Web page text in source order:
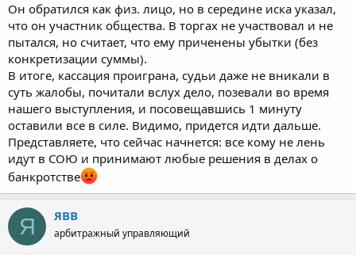
Если участник обратился именно как участник
, т.е ссылался
на это и указывал на причиненные ему незаконными торгами
убытки, то спор должен был рассматривать АС. Для изменения
подведомственности физлицо могло не ссылаться на факт
участия в ООО и просто говорить о том, что хотело принять
участие в торгах но не смогло из-за отстуствия указания на
земельный участок.
Он обратился как физ. лицо, но в середине иска указал,
что он участник общества. В торгах не участвовал и не
пытался, но считает, что ему приченены убытки (без
конкретизации суммы).
В итоге, кассация проиграна, судьи даже не вникали в
суть жалобы, почитали вслух дело, позевали во время
нашего выступления, и посовещавшись 1 минуту
оставили все в силе. Видимо, придется идти дальше.
Представляете, что сейчас начнется: все кому не лень
идут в СОЮ и принимают любые решения в делах о
банкротстве
Я ЯВВ
арбитражный управляющий